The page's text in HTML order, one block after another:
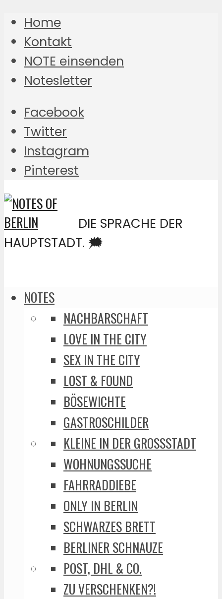
Home
Kontakt
NOTE einsenden
Notesletter
Facebook
Twitter
Instagram
Pinterest
DIE SPRACHE DER
HAUPTSTADT. 🗯️
NOTES
NACHBARSCHAFT
LOVE IN THE CITY
SEX IN THE CITY
LOST & FOUND
BÖSEWICHTE
GASTROSCHILDER
KLEINE IN DER GROSSSTADT
WOHNUNGSSUCHE
FAHRRADDIEBE
ONLY IN BERLIN
SCHWARZES BRETT
BERLINER SCHNAUZE
POST, DHL & CO.
ZU VERSCHENKEN?!